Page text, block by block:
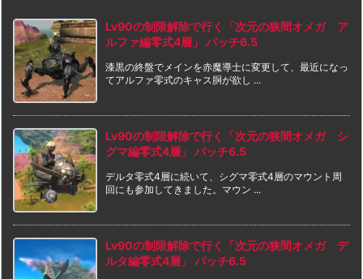
Lv90の制限解除で行く「次元の狭間オメガ ア
ルファ編零式4層」 パッチ6.5
漆黒の終盤でメインを赤魔導士に変更して、最近になっ
てアルファ零式のキャス胴が欲し ...
Lv90の制限解除で行く「次元の狭間オメガ シ
グマ編零式4層」 パッチ6.5
デルタ零式4層に続いて、シグマ零式4層のマウント周
回にも参加してきました。マウン ...
Lv90の制限解除で行く「次元の狭間オメガ デ
ルタ編零式4層」 パッチ6.5